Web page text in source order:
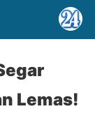
Lemas!